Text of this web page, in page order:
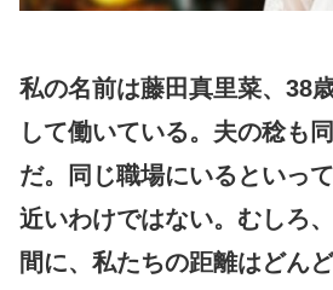
私の名前は藤田真里菜、38
して働いている。夫の稔も
だ。同じ職場にいるといっ
近いわけではない。むしろ
間に、私たちの距離はどん